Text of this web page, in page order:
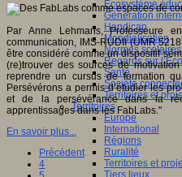
Ecosystème
Génération
Handicap
Mondialisation
Normes scolaires
Regards sur
Santé
Société
Territoires et
Territoires
Europe
International
Régions
Ruralité
Territoires et
Tiers lieux
Par Anne Lehmans, Professeure
communication, IMS-RUDII (UMR
être considéré comme un dispositif
(re)trouver des sources de
reprendre un cursus de formation
Persévérons a permis d’étudier les
et de la persévérance dans la
apprentissages dans les FabLabs."
En savoir plus...
Précédent
4